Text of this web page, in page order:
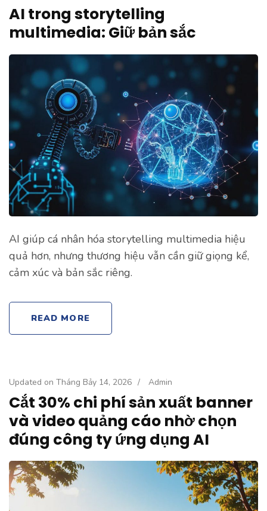
AI trong storytelling
multimedia: Giữ bản sắc
AI giúp cá nhân hóa storytelling multimedia hiệu
quả hơn, nhưng thương hiệu vẫn cần giữ giọng kể,
cảm xúc và bản sắc riêng.
READ MORE
Updated on Tháng Bảy 14, 2026 / Admin
Cắt 30% chi phí sản xuất banner
và video quảng cáo nhờ chọn
đúng công ty ứng dụng AI